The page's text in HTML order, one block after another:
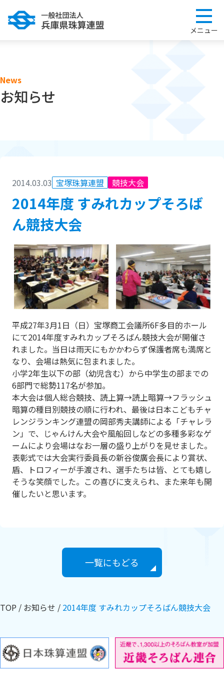
News
お知らせ
2014.03.03 宝塚珠算連盟 競技大会
2014年度 すみれカップそろば
ん競技大会
平成27年3月1日（日）宝塚商工会議所6F多目的ホール
にて2014年度すみれカップそろばん競技大会が開催さ
れました。当日は雨天にもかかわらず保護者席も満席と
なり、会場は熱気に包まれました。
小学2年生以下の部（幼児含む）から中学生の部までの
6部門で総勢117名が参加。
本大会は個人総合競技、読上算→読上暗算→フラッシュ
暗算の種目別競技の順に行われ、最後は日本こどもチャ
レンジランキング連盟の岡部秀夫講師による「チャレラ
ン」で、じゃんけん大会や風船回しなどの多種多彩なゲ
ームにより会場はなお一層の盛り上がりを見せました。
表彰式では大会実行委員長の新谷俊廣会長により賞状、
盾、トロフィーが手渡され、選手たちは皆、とても嬉し
そうな笑顔でした。この喜びに支えられ、また来年も開
催したいと思います。
一覧にもどる
TOP お知らせ 2014年度 すみれカップそろばん競技大会